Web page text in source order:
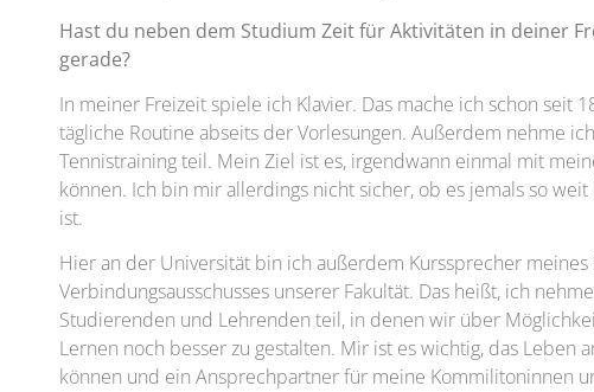
Hast du neben dem Studium Zeit für Aktivitäten in deiner
gerade?
In meiner Freizeit spiele ich Klavier. Das mache ich schon seit
tägliche Routine abseits der Vorlesungen. Außerdem nehme
Tennistraining teil. Mein Ziel ist es, irgendwann einmal mit
können. Ich bin mir allerdings nicht sicher, ob es jemals so
ist.
Hier an der Universität bin ich außerdem Kurssprecher
Verbindungsausschusses unserer Fakultät. Das heißt, ich
Studierenden und Lehrenden teil, in denen wir über
Lernen noch besser zu gestalten. Mir ist es wichtig, das Leben
können und ein Ansprechpartner für meine Kommilitoninnen